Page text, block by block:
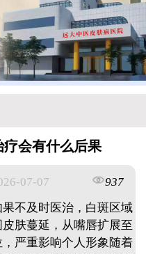
会有什么后果
07-07
937
不及时医治，白斑区域
肤蔓延，从嘴唇扩展至
严重影响个人形象随着